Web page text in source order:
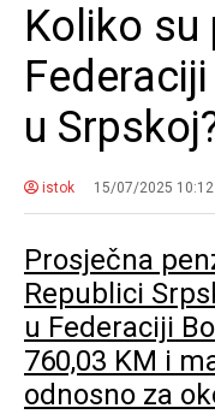
Koliko su
u
istok 15/07/2025 10:12
Prosječna
Republici
u Federaciji
760,03 KM i
odnosno za